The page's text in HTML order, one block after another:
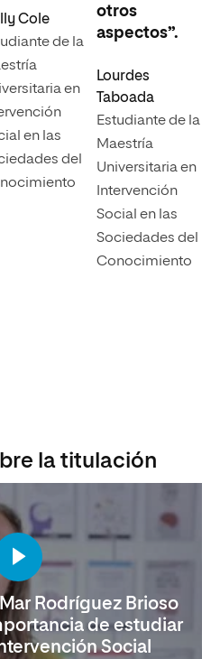
Cole
de la
en
en las
del
otros
aspectos”.
Lourdes
Taboada
Estudiante de la
Maestría
Universitaria en
Intervención
Social en las
Sociedades del
Conocimiento
la titulación
Rodríguez Brioso
de estudiar
Social